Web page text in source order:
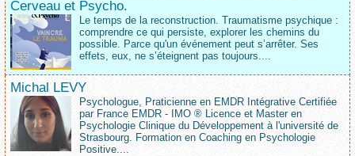
Cerveau et Psycho.
Le temps de la reconstruction. Traumatisme psychique :
comprendre ce qui persiste, explorer les chemins du
possible. Parce qu'un événement peut s’arrêter. Ses
effets, eux, ne s’éteignent pas toujours....
Michal LEVY
Psychologue, Praticienne en EMDR Intégrative Certifiée
par France EMDR - IMO ® Licence et Master en
Psychologie Clinique du Développement à l'université de
Strasbourg. Formation en Coaching en Psychologie
Positive....